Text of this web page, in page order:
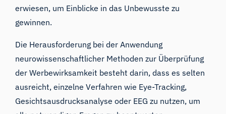
erwiesen, um Einblicke in das Unbewusste zu
gewinnen.
Die Herausforderung bei der Anwendung
neurowissenschaftlicher Methoden zur Überprüfung
der Werbewirksamkeit besteht darin, dass es selten
ausreicht, einzelne Verfahren wie Eye-Tracking,
Gesichtsausdrucksanalyse oder EEG zu nutzen, um